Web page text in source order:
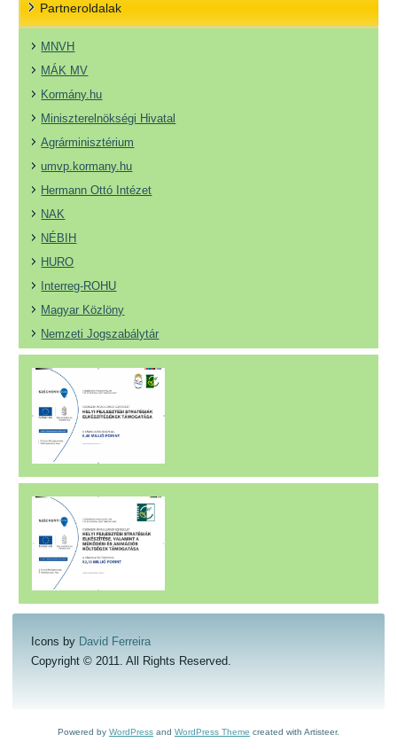
Partneroldalak
MNVH
MÁK MV
Kormány.hu
Miniszterelnökségi Hivatal
Agrárminisztérium
umvp.kormany.hu
Hermann Ottó Intézet
NAK
NÉBIH
HURO
Interreg-ROHU
Magyar Közlöny
Nemzeti Jogszabálytár
Icons by David Ferreira
Copyright © 2011. All Rights Reserved.
Powered by WordPress and WordPress Theme created with Artisteer.